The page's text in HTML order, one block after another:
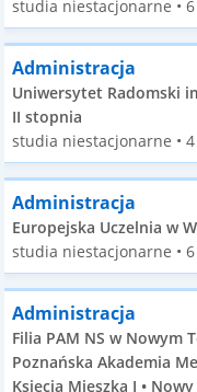
studia niestacjonarne •
Administracja
Uniwersytet Radomski
II stopnia
studia niestacjonarne •
Administracja
Europejska Uczelnia w
studia niestacjonarne •
Administracja
Filia PAM NS w Nowym
Poznańska Akademia
Księcia Mieszka I •